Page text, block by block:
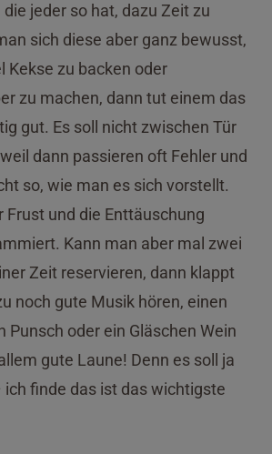
jeder so hat, dazu Zeit zu
sich diese aber ganz bewusst,
Kekse zu backen oder
zu machen, dann tut einem das
gut. Es soll nicht zwischen Tür
dann passieren oft Fehler und
so, wie man es sich vorstellt.
Frust und die Enttäuschung
Kann man aber mal zwei
Zeit reservieren, dann klappt
noch gute Musik hören, einen
Punsch oder ein Gläschen Wein
gute Laune! Denn es soll ja
finde das ist das wichtigste